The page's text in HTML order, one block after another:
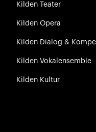
Kilden Teater
Kilden Opera
Kilden Dialog &
Kilden Vokalensemble
Kilden Kultur